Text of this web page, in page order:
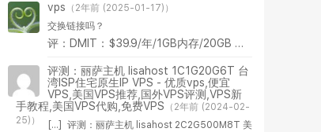
vps （2年前 (2025-01-17)）
交换链接吗？
评：DMIT：$39.9/年/1GB内存/20GB SSD空间/1TB流量/1Gbps端口/KVM/洛杉矶CMIN2/洛杉矶CN2 GIA/香港CN2 GIA
评测：丽萨主机 lisahost 1C1G20G6T 台
湾ISP住宅原生IP VPS - 优质vps,便宜
VPS,美国VPS推荐,国外VPS评测,VPS新
手教程,美国VPS代购,免费VPS （2年前 (2024-02-
25)）
[…] 评测：丽萨主机 lisahost 2C2G500M8T 美